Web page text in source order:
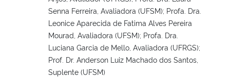
Ministério do Turismo
Ministério do Desenvolvimento Regional
Controladoria-Geral da União
Senna Ferreira, Avaliadora (UFSM); Profa. Dra.
Leonice Aparecida de Fatima Alves Pereira
Mourad, Avaliadora (UFSM); Profa. Dra.
Luciana Garcia de Mello, Avaliadora (UFRGS);
Prof. Dr. Anderson Luiz Machado dos Santos,
Suplente (UFSM)